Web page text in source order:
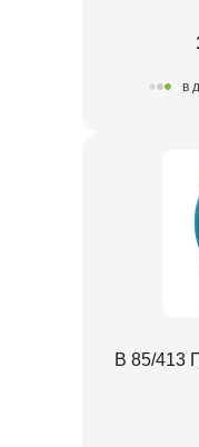
в
В 85/413